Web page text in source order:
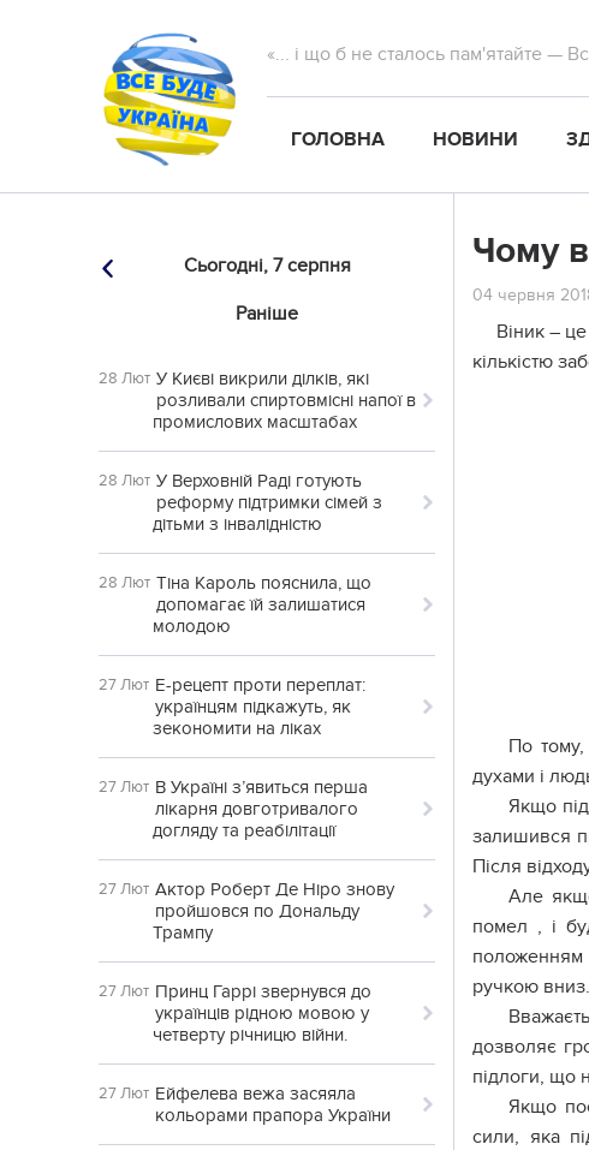
«... і що б не сталось пам'ятайте —
ГОЛОВНА НОВИНИ
Сьогодні, 7 серпня
Раніше
28 Лют У Києві викрили ділків, які
розливали спиртовмісні напої в
промислових масштабах
28 Лют У Верховній Раді готують
реформу підтримки сімей з
дітьми з інвалідністю
28 Лют Тіна Кароль пояснила, що
допомагає їй залишатися
молодою
27 Лют Е-рецепт проти переплат:
українцям підкажуть, як
зекономити на ліках
27 Лют В Україні з’явиться перша
лікарня довготривалого
догляду та реабілітації
27 Лют Актор Роберт Де Ніро знову
пройшовся по Дональду
Трампу
27 Лют Принц Гаррі звернувся до
українців рідною мовою у
четверту річницю війни.
27 Лют Ейфелева вежа засяяла
кольорами прапора України
Чому
04 червня
Віник –
кількістю
По
дyxами і
Якщо
залишився
Після
Але
помел , і
положенням
ручкою вниз.
дозволяє
підлоги, що
Якщо
cили, яка